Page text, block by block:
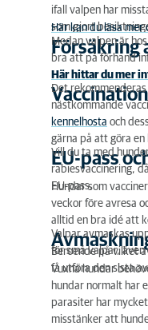
Checklista
ifall valpen har
som gjort
Här kan du läsa
Försäkring
Medan valpen är
bra att på förhand
Här hittar du mer
Vaccination
Det
nästkommande
kennelhosta och
gärna på att göra
EU-pass
Vill du ta med
rabiesvaccinering,
EU-pass.
Hundar som
veckor före avresa
alltid en bra idé att
Valpar avmaskas
för små valpar,
Beroende på vilket
få utföra den sista
Vuxna hundar
hundar normalt har
parasiter har
misstänker att